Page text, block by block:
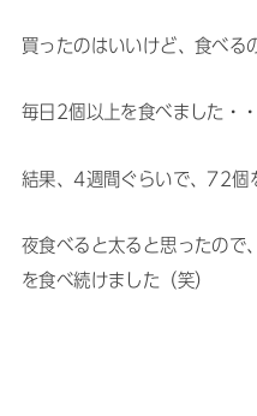
買ったのはいいけど、食べる
毎日2個以上を食べました・・
結果、4週間ぐらいで、72個
夜食べると太ると思ったので
を食べ続けました（笑）